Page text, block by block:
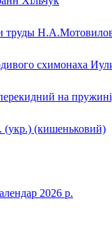
труды
схимонаха
на
(укр.) (кишеньковий)
2026 р.